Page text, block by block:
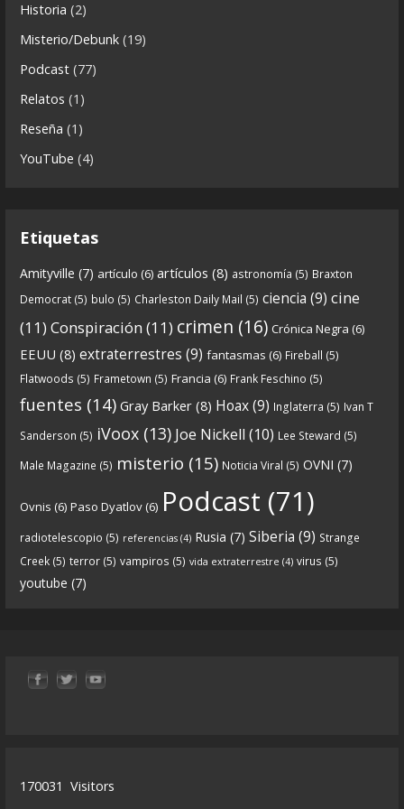
https://www.ivoox.com/cdn-6x06-8211-qanon-
parte-2-la-forja-audios-mp3_rf_67540152_1.html
Continuamos el especial Qanon con esta segunda
6 0 View on facebook
Crónicas de Nantucket
Descargar
https://www.ivoox.com/cdn-6x05-8211-qanon-
parte-1-origenes-audios-mp3_rf_67157433_1.html
Tras una exhaustiva investigación en los orígenes
y desarrollo de Qanon, la madre de todas las
more
a
s
Historia (2)
Misterio/Debunk (19)
Podcast (77)
Relatos (1)
Reseña (1)
YouTube (4)
Etiquetas
Amityville (7) artículo (6) artículos (8) astronomía (5) Braxton
Democrat (5) bulo (5) Charleston Daily Mail (5) ciencia (9) cine
(11) Conspiración (11) crimen (16) Crónica Negra (6)
EEUU (8) extraterrestres (9) fantasmas (6) Fireball (5)
Flatwoods (5) Frametown (5) Francia (6) Frank Feschino (5)
fuentes (14) Gray Barker (8) Hoax(9) Inglaterra (5) Ivan T
Sanderson (5) iVoox (13) Joe Nickell (10) Lee Steward (5)
Male Magazine (5) misterio (15) Noticia Viral (5) OVNI (7)
Ovnis (6) Paso Dyatlov (6) Podcast (71)
radiotelescopio (5) referencias (4) Rusia (7) Siberia (9) Strange
Creek (5) terror (5) vampiros (5) vida extraterrestre (4) virus (5)
youtube (7)
170031 Visitors